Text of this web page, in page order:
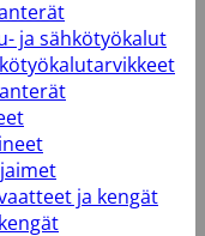
ja sähkötyökalut
ja kengät